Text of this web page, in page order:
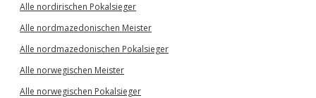
Alle nordirischen Pokalsieger
Alle nordmazedonischen Meister
Alle nordmazedonischen Pokalsieger
Alle norwegischen Meister
Alle norwegischen Pokalsieger